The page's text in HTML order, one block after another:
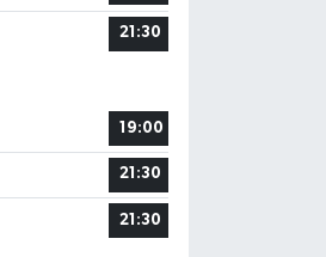
21:30
19:00
21:30
21:30